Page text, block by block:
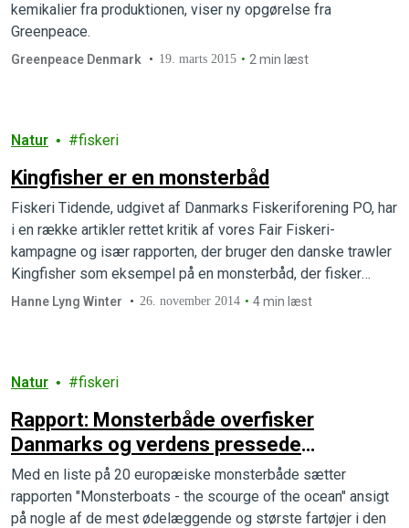
kemikalier fra produktionen, viser ny opgørelse fra
Greenpeace.
Greenpeace Denmark 19. marts 2015 2 min læst
Natur fiskeri
Kingfisher er en monsterbåd
Fiskeri Tidende, udgivet af Danmarks Fiskeriforening PO, har
i en række artikler rettet kritik af vores Fair Fiskeri-
kampagne og især rapporten, der bruger den danske trawler
Kingfisher som eksempel på en monsterbåd, der fisker
destruktivt.
Hanne Lyng Winter 26. november 2014 4 min læst
Natur fiskeri
Rapport: Monsterbåde overfisker
Danmarks og verdens pressede
fiskebestande
Med en liste på 20 europæiske monsterbåde sætter
rapporten "Monsterboats - the scourge of the ocean" ansigt
på nogle af de mest ødelæggende og største fartøjer i den